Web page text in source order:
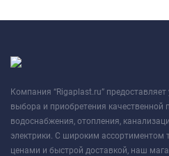
Компания “Rigaplast.ru”
выбора и приобретения качественной
водоснабжения, отопления,
электрики. С широким ассортиментом
ценами и быстрой доставкой, наш